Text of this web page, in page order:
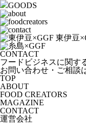
GOODS
CONTACT
フードビジネスに関す
お問い合わせ・ご相談
TOP
ABOUT
FOOD CREATORS
MAGAZINE
CONTACT
運営会社